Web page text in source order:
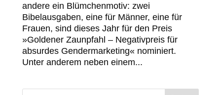
andere ein Blümchenmotiv: zwei
Bibelausgaben, eine für Männer, eine für
Frauen, sind dieses Jahr für den Preis
»Goldener Zaunpfahl – Negativpreis für
absurdes Gendermarketing« nominiert.
Unter anderem neben einem...